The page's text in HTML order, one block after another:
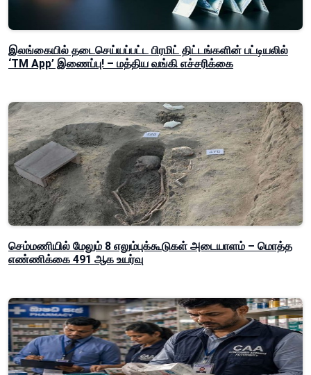
இலங்கையில் தடைசெய்யப்பட்ட பிரமிட் திட்டங்களின் பட்டியலில்
‘TM App’ இணைப்பு! – மத்திய வங்கி எச்சரிக்கை
செம்மணியில் மேலும் 8 எலும்புக்கூடுகள் அடையாளம் – மொத்த
எண்ணிக்கை 491 ஆக உயர்வு